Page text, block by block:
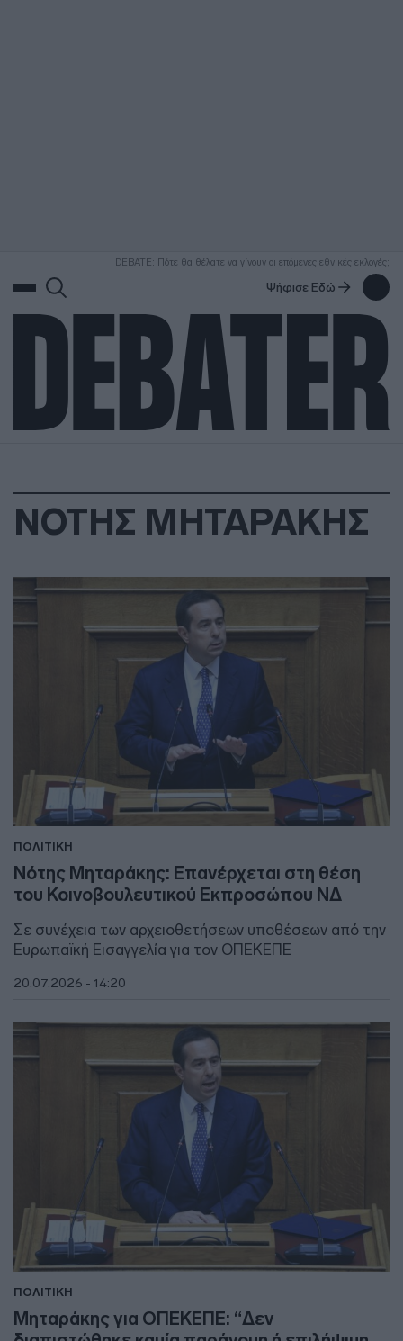
DEBATE: Πότε θα θέλατε να γίνουν οι επόμενες εθνικές εκλογές;
Ψήφισε Εδώ
ΝΟΤΗΣ ΜΗΤΑΡΑΚΗΣ
ΠΟΛΙΤΙΚΗ
Νότης Μηταράκης: Επανέρχεται στη θέση
του Κοινοβουλευτικού Εκπροσώπου ΝΔ
Σε συνέχεια των αρχειοθετήσεων υποθέσεων από την
Ευρωπαϊκή Εισαγγελία για τον ΟΠΕΚΕΠΕ
20.07.2026 - 14:20
ΠΟΛΙΤΙΚΗ
Μηταράκης για ΟΠΕΚΕΠΕ: “Δεν